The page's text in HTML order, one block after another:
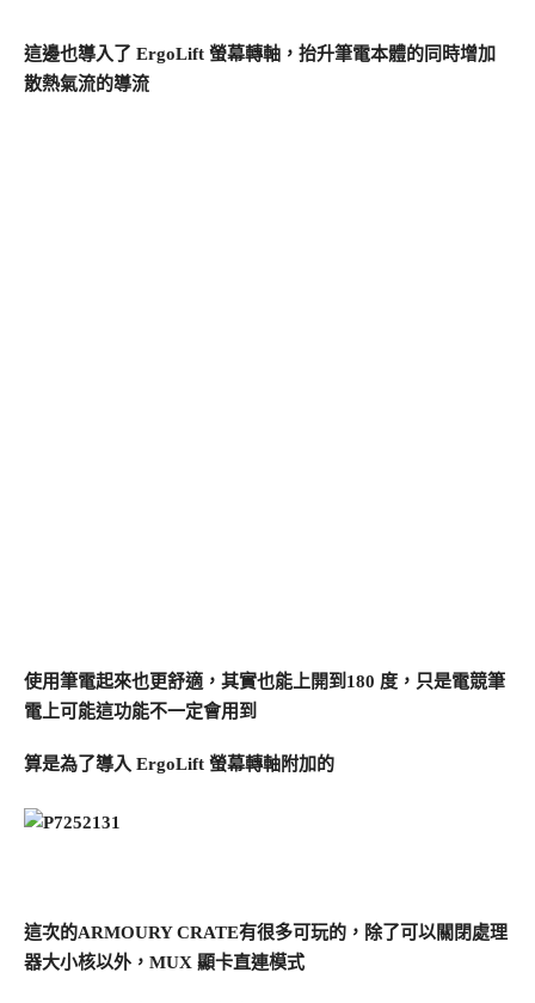
這邊也導入了 ErgoLift 螢幕轉軸，抬升筆電本體的同時增加
散熱氣流的導流
使用筆電起來也更舒適，其實也能上開到180 度，只是電競筆
電上可能這功能不一定會用到
算是為了導入 ErgoLift 螢幕轉軸附加的
這次的ARMOURY CRATE有很多可玩的，除了可以關閉處理
器大小核以外，MUX 顯卡直連模式